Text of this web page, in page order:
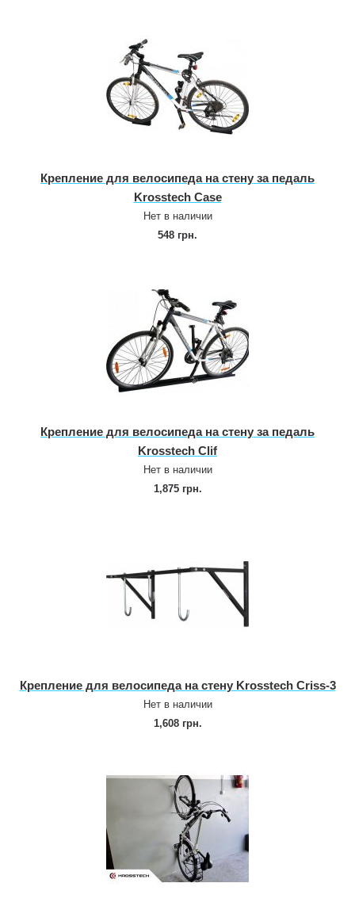
Крепление для велосипеда на стену за педаль
Krosstech Case
Нет в наличии
548 грн.
Крепление для велосипеда на стену за педаль
Krosstech Clif
Нет в наличии
1,875 грн.
Крепление для велосипеда на стену Krosstech Criss‑3
Нет в наличии
1,608 грн.